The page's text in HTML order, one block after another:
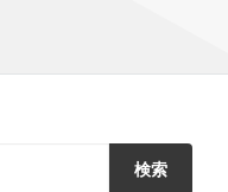
検索